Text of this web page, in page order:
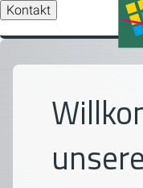
Kontakt